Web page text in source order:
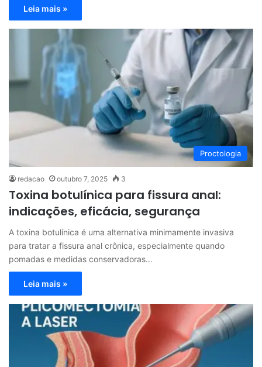
Leia mais »
Proctologia
redacao outubro 7, 2025 3
Toxina botulínica para fissura anal:
indicações, eficácia, segurança
A toxina botulínica é uma alternativa minimamente invasiva
para tratar a fissura anal crônica, especialmente quando
pomadas e medidas conservadoras…
Leia mais »